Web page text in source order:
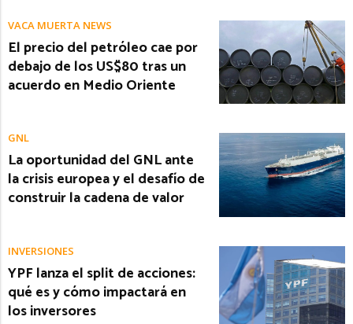
VACA MUERTA NEWS
El precio del petróleo cae por
debajo de los US$80 tras un
acuerdo en Medio Oriente
GNL
La oportunidad del GNL ante
la crisis europea y el desafío de
construir la cadena de valor
INVERSIONES
YPF lanza el split de acciones:
qué es y cómo impactará en
los inversores